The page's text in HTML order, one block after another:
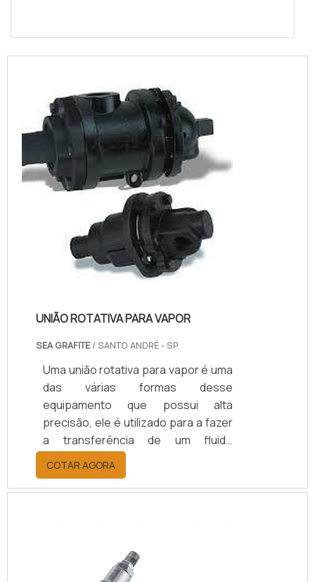
UNIÃO ROTATIVA PARA VAPOR
SEA GRAFITE/ SANTO ANDRÉ - SP
Uma união rotativa para vapor é uma
das várias formas desse
equipamento que possui alta
precisão, ele é utilizado para a fazer
a transferência de um fluido
pertencente a uma fonte estática
para um meio dinâmico. Ou
funcionamento fornece um selo
o fluxo do material de transferência
COTAR AGORA